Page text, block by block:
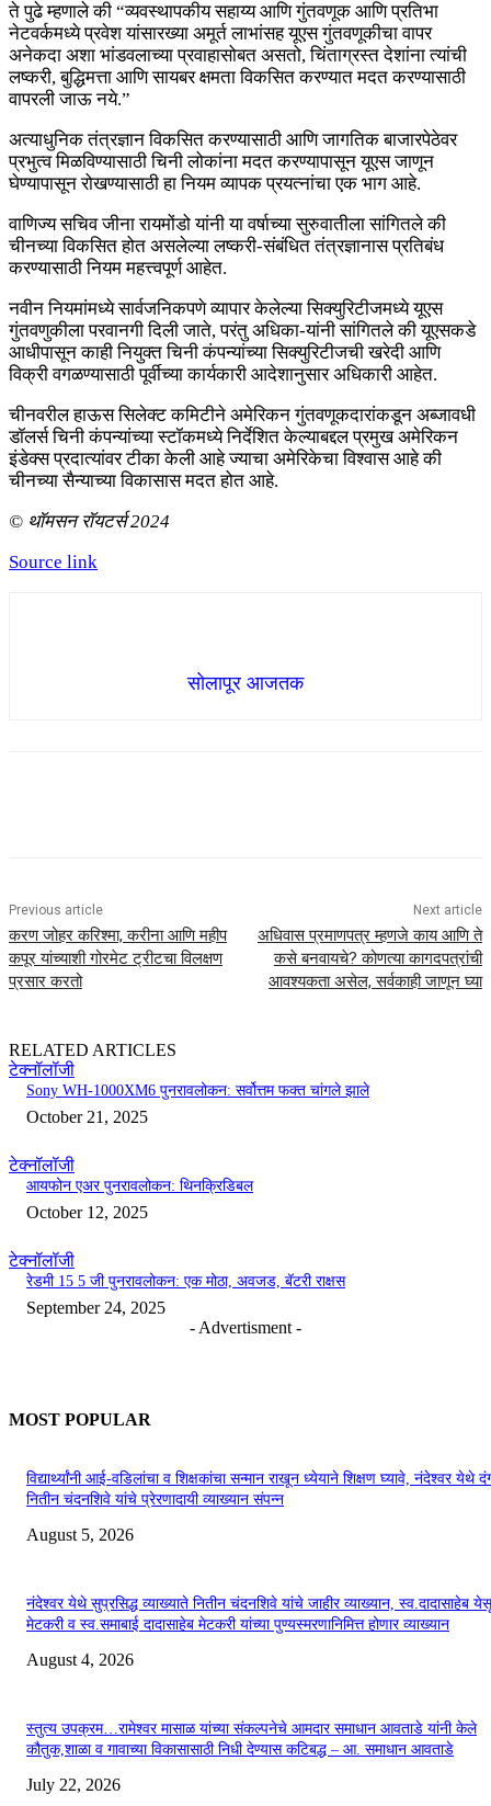
ते पुढे म्हणाले की “व्यवस्थापकीय सहाय्य आणि गुंतवणूक आणि प्रतिभा
नेटवर्कमध्ये प्रवेश यांसारख्या अमूर्त लाभांसह यूएस गुंतवणूकीचा वापर
अनेकदा अशा भांडवलाच्या प्रवाहासोबत असतो, चिंताग्रस्त देशांना त्यांची
लष्करी, बुद्धिमत्ता आणि सायबर क्षमता विकसित करण्यात मदत करण्यासाठी
वापरली जाऊ नये.”
अत्याधुनिक तंत्रज्ञान विकसित करण्यासाठी आणि जागतिक बाजारपेठेवर
प्रभुत्व मिळविण्यासाठी चिनी लोकांना मदत करण्यापासून यूएस जाणून
घेण्यापासून रोखण्यासाठी हा नियम व्यापक प्रयत्नांचा एक भाग आहे.
वाणिज्य सचिव जीना रायमोंडो यांनी या वर्षाच्या सुरुवातीला सांगितले की
चीनच्या विकसित होत असलेल्या लष्करी-संबंधित तंत्रज्ञानास प्रतिबंध
करण्यासाठी नियम महत्त्वपूर्ण आहेत.
नवीन नियमांमध्ये सार्वजनिकपणे व्यापार केलेल्या सिक्युरिटीजमध्ये यूएस
गुंतवणुकीला परवानगी दिली जाते, परंतु अधिका-यांनी सांगितले की यूएसकडे
आधीपासून काही नियुक्त चिनी कंपन्यांच्या सिक्युरिटीजची खरेदी आणि
विक्री वगळण्यासाठी पूर्वीच्या कार्यकारी आदेशानुसार अधिकारी आहेत.
चीनवरील हाऊस सिलेक्ट कमिटीने अमेरिकन गुंतवणूकदारांकडून अब्जावधी
डॉलर्स चिनी कंपन्यांच्या स्टॉकमध्ये निर्देशित केल्याबद्दल प्रमुख अमेरिकन
इंडेक्स प्रदात्यांवर टीका केली आहे ज्याचा अमेरिकेचा विश्वास आहे की
चीनच्या सैन्याच्या विकासास मदत होत आहे.
© थॉमसन रॉयटर्स 2024
Source link
सोलापूर आजतक
Previous article
करण जोहर करिश्मा, करीना आणि महीप
कपूर यांच्याशी गोरमेट ट्रीटचा विलक्षण
प्रसार करतो
Next article
अधिवास प्रमाणपत्र म्हणजे काय आणि ते
कसे बनवायचे? कोणत्या कागदपत्रांची
आवश्यकता असेल, सर्वकाही जाणून घ्या
RELATED ARTICLES
टेक्नॉलॉजी
Sony WH-1000XM6 पुनरावलोकन: सर्वोत्तम फक्त चांगले झाले
October 21, 2025
टेक्नॉलॉजी
आयफोन एअर पुनरावलोकन: थिनक्रिडिबल
October 12, 2025
टेक्नॉलॉजी
रेडमी 15 5 जी पुनरावलोकन: एक मोठा, अवजड, बॅटरी राक्षस
September 24, 2025
- Advertisment -
MOST POPULAR
विद्यार्थ्यांनी आई-वडिलांचा व शिक्षकांचा सन्मान राखून ध्येयाने शिक्षण घ्यावे, नंदेश्वर येथे
नितीन चंदनशिवे यांचे प्रेरणादायी व्याख्यान संपन्न
August 5, 2026
नंदेश्वर येथे सुप्रसिद्ध व्याख्याते नितीन चंदनशिवे यांचे जाहीर व्याख्यान, स्व.दादासाहेब येसू
मेटकरी व स्व.समाबाई दादासाहेब मेटकरी यांच्या पुण्यस्मरणानिमित्त होणार व्याख्यान
August 4, 2026
स्तुत्य उपक्रम…रामेश्वर मासाळ यांच्या संकल्पनेचे आमदार समाधान आवताडे यांनी केले
कौतुक,शाळा व गावाच्या विकासासाठी निधी देण्यास कटिबद्ध – आ. समाधान आवताडे
July 22, 2026